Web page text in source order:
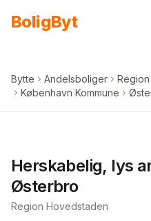
BoligByt
Bytte Andelsboliger
København Kommune
Herskabelig, lys
Østerbro
Region Hovedstaden